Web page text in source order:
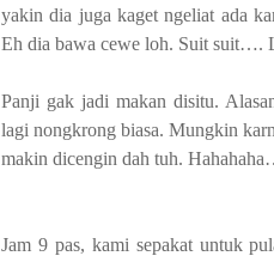
yakin dia juga kaget ngeliat ada
Eh dia bawa cewe loh. Suit suit….
Panji gak jadi makan disitu.
lagi nongkrong biasa. Mungkin
makin dicengin dah tuh.
Jam 9 pas, kami sepakat untuk